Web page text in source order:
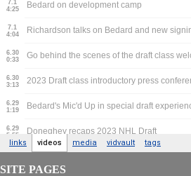
SITE PAGES